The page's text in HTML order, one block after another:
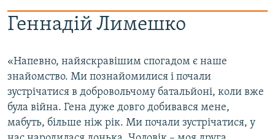
Геннадій Лимешко
«Напевно, найяскравішим спогадом є наше
знайомство. Ми познайомилися і почали
зустрічатися в добровольчому батальйоні, коли вже
була війна. Гена дуже довго добивався мене,
мабуть, більше ніж рік. Ми почали зустрічатися, у